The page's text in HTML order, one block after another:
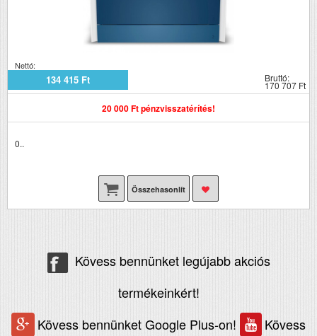
Nettó:
134 415 Ft Bruttó:
170 707 Ft
20 000 Ft pénzvisszatérítés!
0..
Összehasonlít
Kövess bennünket legújabb akciós
termékeinkért!
Kövess bennünket Google Plus-on!
Kövess